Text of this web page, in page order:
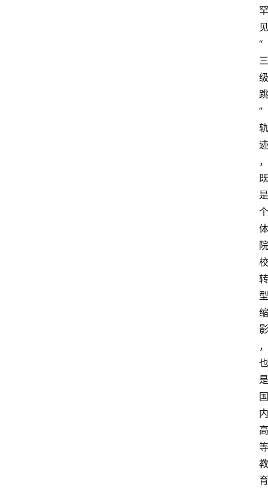
罕
见
“
三
级
跳
”
轨
迹
，
既
是
个
体
院
校
转
型
缩
影
，
也
是
国
内
高
等
教
育